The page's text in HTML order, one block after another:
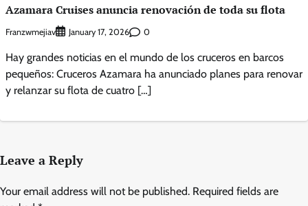
Azamara Cruises anuncia renovación de toda su flota
Franzwmejiav January 17, 2026 0
Hay grandes noticias en el mundo de los cruceros en barcos
pequeños: Cruceros Azamara ha anunciado planes para renovar
y relanzar su flota de cuatro […]
Leave a Reply
Your email address will not be published. Required fields are